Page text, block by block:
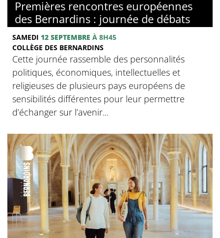
Premières rencontres européennes
des Bernardins : journée de débats
SAMEDI 12 SEPTEMBRE À 8H45
COLLÈGE DES BERNARDINS
Cette journée rassemble des personnalités
politiques, économiques, intellectuelles et
religieuses de plusieurs pays européens de
sensibilités différentes pour leur permettre
d’échanger sur l’avenir...